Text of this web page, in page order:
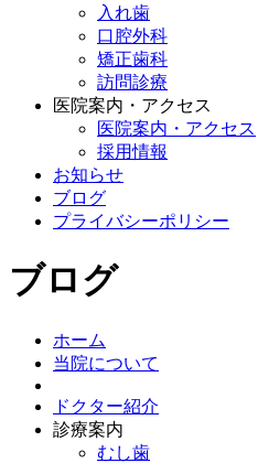
入れ歯
口腔外科
矯正歯科
訪問診療
医院案内・アクセス
医院案内・アクセス
採用情報
お知らせ
ブログ
プライバシーポリシー
ブログ
ホーム
当院について
ドクター紹介
診療案内
むし歯